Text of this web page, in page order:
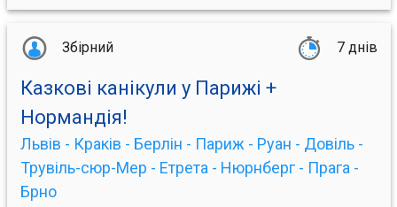
Збірний 7 днів
Казкові канікули у Парижі +
Нормандія!
Львів - Краків - Берлін - Париж - Руан - Довіль -
Трувіль-сюр-Мер - Етрета - Нюрнберг - Прага -
Брно